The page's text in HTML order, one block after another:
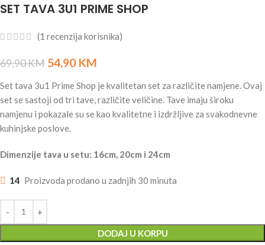
SET TAVA 3U1 PRIME SHOP
(1 recenzija korisnika)
69,90KM 54,90 KM
Set tava 3u1 Prime Shop je kvalitetan set za različite namjene. Ovaj
set se sastoji od tri tave, različite veličine. Tave imaju široku
namjenu i pokazale su se kao kvalitetne i izdržljive za svakodnevne
kuhinjske poslove.
Dimenzije tava u setu: 16cm, 20cm i 24cm
14 Proizvoda prodano u zadnjih 30 minuta
DODAJ U KORPU